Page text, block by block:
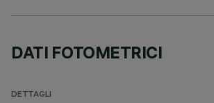
DATI FOTOMETRICI
DETTAGLI